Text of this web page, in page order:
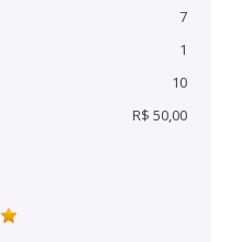
7
1
10
R$ 50,00